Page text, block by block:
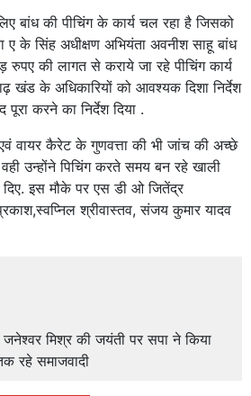
बांध की पीचिंग के कार्य चल रहा है जिसको
के सिंह अधीक्षण अभियंता अवनीश साहू बांध
रुपए की लागत से कराये जा रहे पीचिंग कार्य
खंड के अधिकारियों को आवश्यक दिशा निर्देश
करने का निर्देश दिया .
एवं वायर कैरेट के गुणवत्ता की भी जांच की अच्छे
उन्होंने पिचिंग करते समय बन रहे खाली
दिए. इस मौके पर एस डी ओ जितेंद्र
श्रीवास्तव, संजय कुमार यादव
जनेश्वर मिश्र की जयंती पर सपा ने किया
रहे समाजवादी